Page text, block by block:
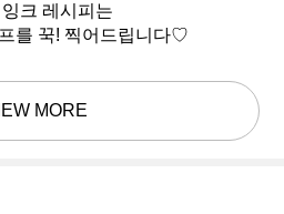
크 레시피는
를 꾹! 찍어드립니다♡
MORE